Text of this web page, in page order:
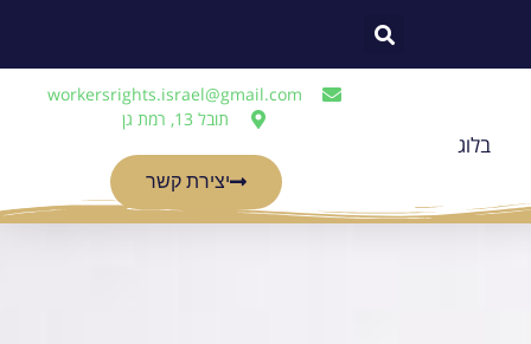
בלוג
workersrights.israel@gmail.com
תובל 13, רמת גן
יצירת קשר